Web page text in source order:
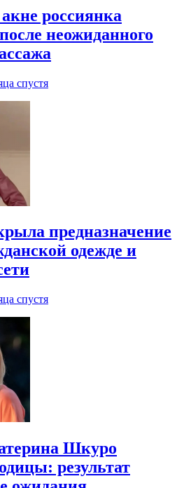
россиянка
неожиданного
спустя
предназначение
одежде и
спустя
Шкуро
результат